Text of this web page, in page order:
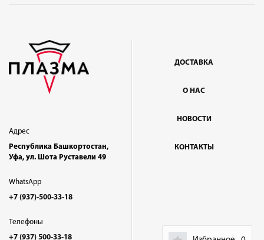
Адрес
Республика Башкортостан,
Уфа, ул. Шота Руставели 49
WhatsApp
+7 (937)-500-33-18
Телефоны
+7 (937) 500-33-18
ДОСТАВКА
О НАС
НОВОСТИ
КОНТАКТЫ